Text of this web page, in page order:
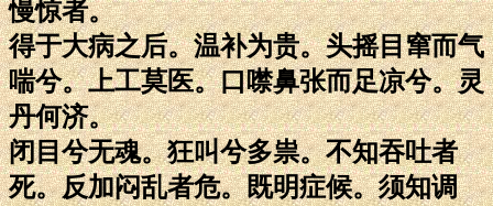
慢惊者。
得于大病之后。温补为贵。头摇目窜而气
喘兮。上工莫医。口噤鼻张而足凉兮。灵
丹何济。
闭目兮无魂。狂叫兮多祟。不知吞吐者
死。反加闷乱者危。既明症候。须知调